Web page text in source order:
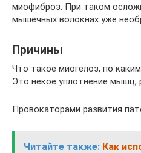
миофиброз. При таком
мышечных волокнах уже
Причины
Что такое миогелоз, по
Это некое уплотнение мышц,
Провокаторами развития
Читайте также: Как